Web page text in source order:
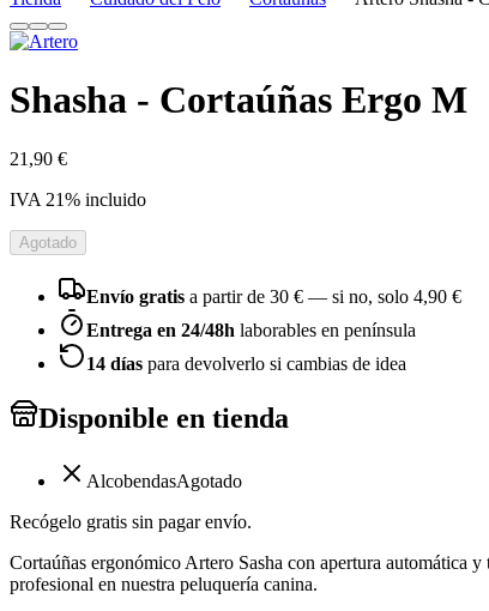
Shasha - Cortaúñas Ergo M
21,90 €
IVA 21% incluido
Agotado
Envío gratis a partir de 30 € — si no, solo 4,90 €
Entrega en 24/48h laborables en península
14 días para devolverlo si cambias de idea
Disponible en tienda
AlcobendasAgotado
Recógelo gratis sin pagar envío.
Cortaúñas ergonómico Artero Sasha con apertura automática
profesional en nuestra peluquería canina.